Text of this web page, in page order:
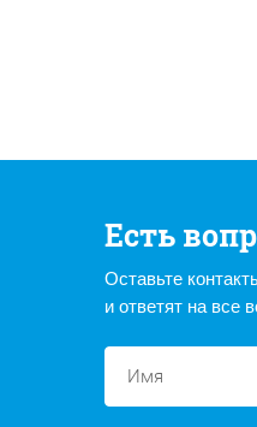
Есть
Оставьте
и ответят на все